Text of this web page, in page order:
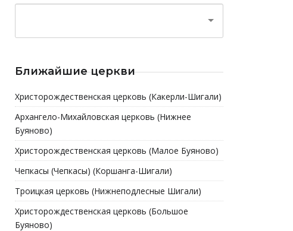
Ближайшие церкви
Христорождественская церковь (Какерли-Шигали)
Архангело-Михайловская церковь (Нижнее
Буяново)
Христорождественская церковь (Малое Буяново)
Чепкасы (Чепкасы) (Коршанга-Шигали)
Троицкая церковь (Нижнеподлесные Шигали)
Христорождественская церковь (Большое
Буяново)